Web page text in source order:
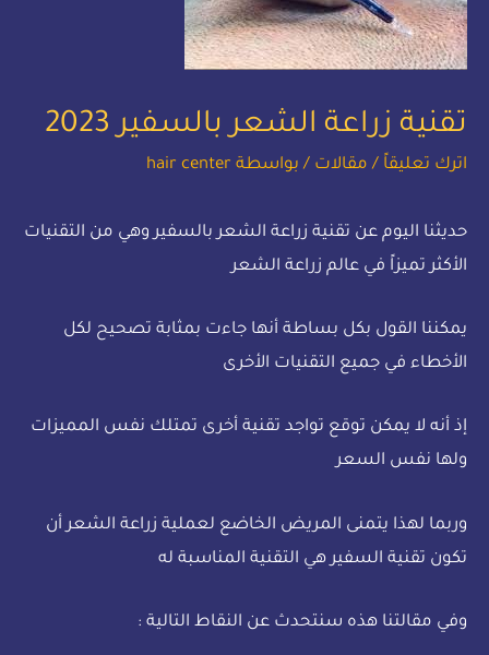
تقنية زراعة الشعر بالسفير 2023
اترك تعليقاً / مقالات / بواسطة hair center
حديثنا اليوم عن تقنية زراعة الشعر بالسفير وهي من التقنيات
الأكثر تميزاً في عالم زراعة الشعر
يمكننا القول بكل بساطة أنها جاءت بمثابة تصحيح لكل
الأخطاء في جميع التقنيات الأخرى
إذ أنه لا يمكن توقع تواجد تقنية أخرى تمتلك نفس المميزات
ولها نفس السعر
وربما لهذا يتمنى المريض الخاضع لعملية زراعة الشعر أن
تكون تقنية السفير هي التقنية المناسبة له
وفي مقالتنا هذه سنتحدث عن النقاط التالية :